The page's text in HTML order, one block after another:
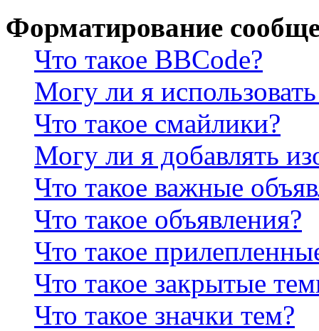
Форматирование
Что такое BBCode?
Могу ли я
Что такое смайлики?
Могу ли я добавлять
Что такое важные
Что такое объявления?
Что такое
Что такое закрытые
Что такое значки тем?